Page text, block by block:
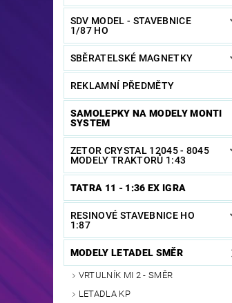
SDV MODEL - STAVEBNICE
1/87 HO
SBĚRATELSKÉ MAGNETKY
REKLAMNÍ PŘEDMĚTY
SAMOLEPKY NA MODELY MONTI
SYSTEM
ZETOR CRYSTAL 12045 - 8045
MODELY TRAKTORŮ 1:43
TATRA 11 - 1:36 EX IGRA
RESINOVÉ STAVEBNICE HO
1:87
MODELY LETADEL SMĚR
VRTULNÍK MI 2 - SMĚR
LETADLA KP